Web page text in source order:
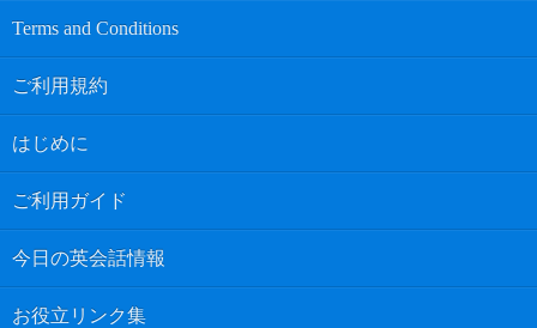
Terms and Conditions
ご利用規約
はじめに
ご利用ガイド
今日の英会話情報
お役立リンク集